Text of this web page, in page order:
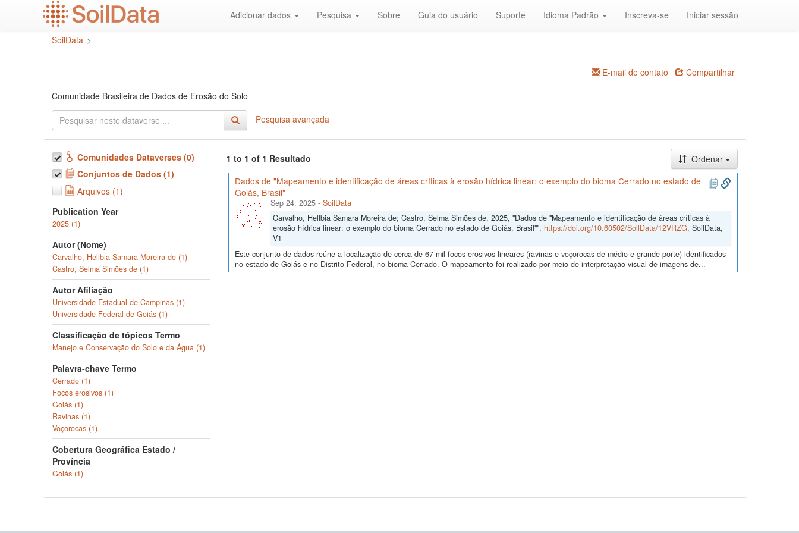
Adicionar dados Pesquisa Sobre Guia do usuário Suporte Idioma Padrão Inscreva-se Iniciar sessão
SoilData >
E-mail de contato
Compartilhar
Comunidade Brasileira de Dados de Erosão do Solo
Pesquisa avançada
Comunidades Dataverses (0)
Conjuntos de Dados (1)
Arquivos (1)
Publication Year
2025 (1)
Autor (Nome)
Carvalho, Hellbia Samara Moreira de (1)
Castro, Selma Simões de (1)
Autor Afiliação
Universidade Estadual de Campinas (1)
Universidade Federal de Goiás (1)
Classificação de tópicos Termo
Manejo e Conservação do Solo e da Água (1)
Palavra-chave Termo
Cerrado (1)
Focos erosivos (1)
Goiás (1)
Ravinas (1)
Voçorocas (1)
Cobertura Geográfica Estado /
Província
Goiás (1)
1 to 1 of 1 Resultado
Ordenar
Dados de "Mapeamento e identificação de áreas críticas à erosão hídrica linear: o exemplo do bioma Cerrado no estado de
Goiás, Brasil"
Sep 24, 2025- SoilData
Carvalho, Hellbia Samara Moreira de; Castro, Selma Simões de, 2025, "Dados de "Mapeamento e identificação de áreas críticas à
erosão hídrica linear: o exemplo do bioma Cerrado no estado de Goiás, Brasil"", https://doi.org/10.60502/SoilData/12VRZG, SoilData,
V1
Este conjunto de dados reúne a localização de cerca de 67 mil focos erosivos lineares (ravinas e voçorocas de médio e grande porte) identificados
no estado de Goiás e no Distrito Federal, no bioma Cerrado. O mapeamento foi realizado por meio de interpretação visual de imagens de...